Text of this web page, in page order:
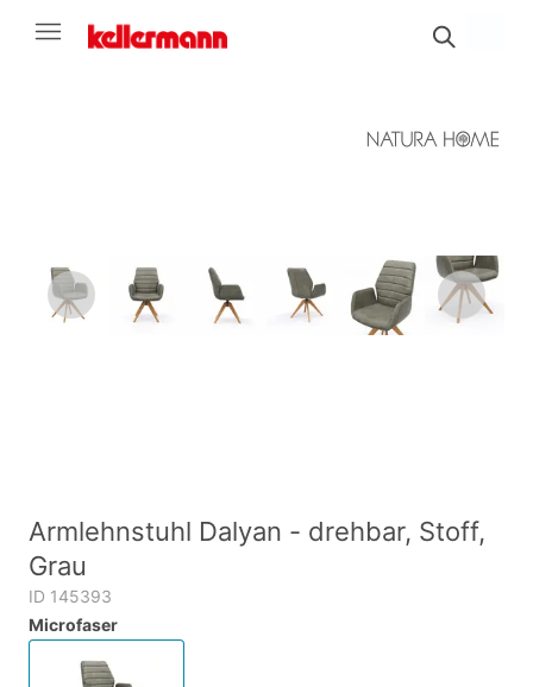
Armlehnstuhl Dalyan - drehbar, Stoff,
Grau
ID 145393
Microfaser